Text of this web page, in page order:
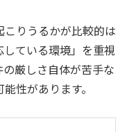
りうるかが比較的は
ている環境」を重視
厳しさ自体が苦手な
性があります。